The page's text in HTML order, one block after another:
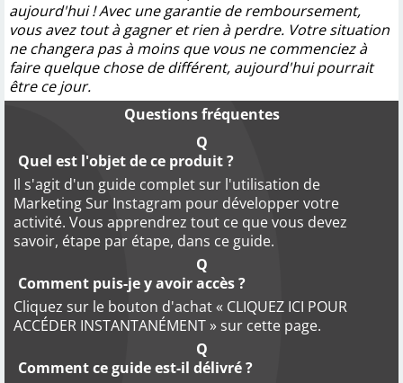
aujourd'hui ! Avec une garantie de remboursement,
vous avez tout à gagner et rien à perdre. Votre situation
ne changera pas à moins que vous ne commenciez à
faire quelque chose de différent, aujourd'hui pourrait
être ce jour.
Questions fréquentes
Q
Quel est l'objet de ce produit ?
Il s'agit d'un guide complet sur l'utilisation de
Marketing Sur Instagram pour développer votre
activité. Vous apprendrez tout ce que vous devez
savoir, étape par étape, dans ce guide.
Q
Comment puis-je y avoir accès ?
Cliquez sur le bouton d'achat « CLIQUEZ ICI POUR
ACCÉDER INSTANTANÉMENT » sur cette page.
Q
Comment ce guide est-il délivré ?